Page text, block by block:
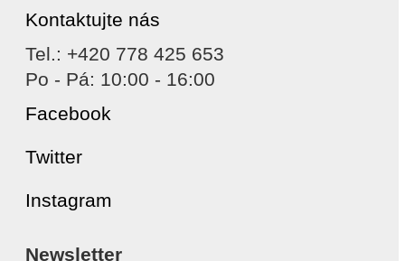
Kontaktujte nás
Tel.: +420 778 425 653
Po - Pá: 10:00 - 16:00
Facebook
Twitter
Instagram
Newsletter